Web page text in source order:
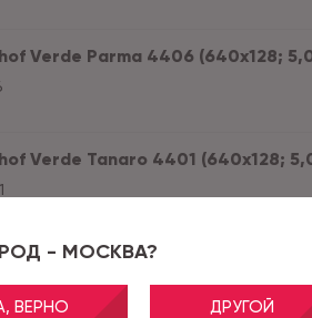
- МОСКВА?
ВЕРНО ДРУГОЙ
Verde Parma 4406 (640х128;
Verde Tanaro 4401 (640х128;
Verde Tesino 4403 (640х128;